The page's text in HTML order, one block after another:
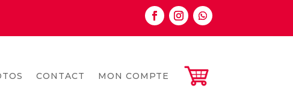
CONTACT MON COMPTE